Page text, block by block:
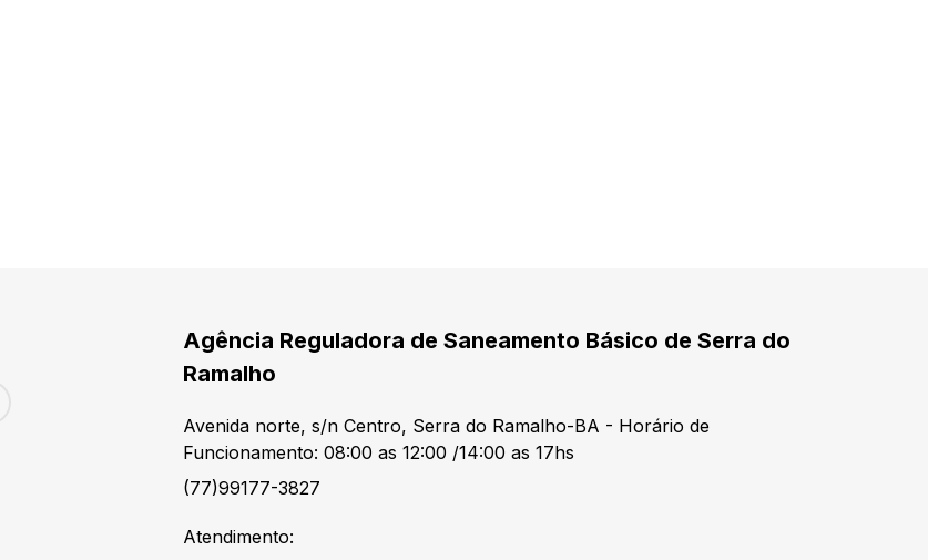
Agência Reguladora de Saneamento Básico de Serra do
Ramalho
Avenida norte, s/n Centro, Serra do Ramalho-BA - Horário de
Funcionamento: 08:00 as 12:00 /14:00 as 17hs
(77)99177-3827
Atendimento: